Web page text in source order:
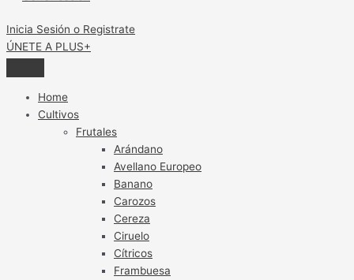
Inicia Sesión o Registrate
ÚNETE A PLUS+
Home
Cultivos
Frutales
Arándano
Avellano Europeo
Banano
Carozos
Cereza
Ciruelo
Cítricos
Frambuesa